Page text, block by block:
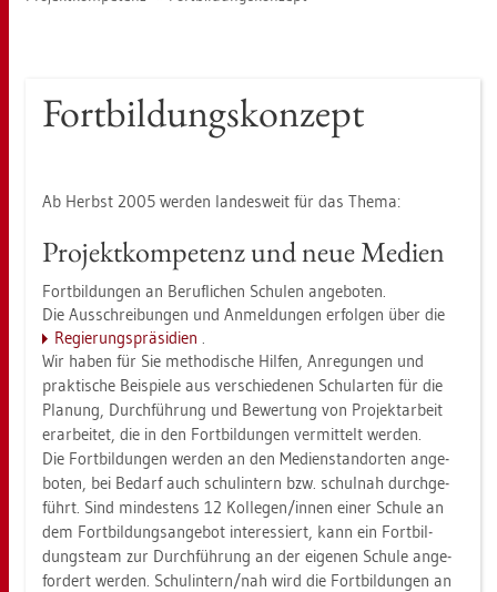
Fort­bil­dungs­kon­zept
Ab Herbst 2005 wer­den lan­des­weit für das Thema:
Pro­jekt­kom­pe­tenz und neue Me­di­en
Fort­bil­dun­gen an Be­ruf­li­chen Schu­len an­ge­bo­ten.
Die Aus­schrei­bun­gen und An­mel­dun­gen er­fol­gen über die
Re­gie­rungs­prä­si­di­en .
Wir haben für Sie me­tho­di­sche Hil­fen, An­re­gun­gen und
prak­ti­sche Bei­spie­le aus ver­schie­de­nen Schul­ar­ten für die
Pla­nung, Durch­füh­rung und Be­wer­tung von Pro­jekt­ar­beit
er­ar­bei­tet, die in den Fort­bil­dun­gen ver­mit­telt wer­den.
Die Fort­bil­dun­gen wer­den an den Me­di­en­stand­or­ten an­ge­
bo­ten, bei Be­darf auch schul­in­tern bzw. schul­nah durch­ge­
führt. Sind min­des­tens 12 Kol­le­gen/innen einer Schu­le an
dem Fort­bil­dungs­an­ge­bot in­ter­es­siert, kann ein Fort­bil­
dungs­team zur Durch­füh­rung an der ei­ge­nen Schu­le an­ge­
for­dert wer­den. Schul­in­tern/nah wird die Fort­bil­dun­gen an